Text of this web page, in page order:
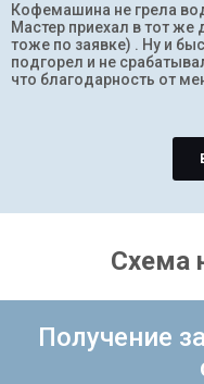
Кофемашина не грела
Мастер приехал в тот же
тоже по заявке) . Ну и
подгорел и не
что благодарность от
Схема
Получение